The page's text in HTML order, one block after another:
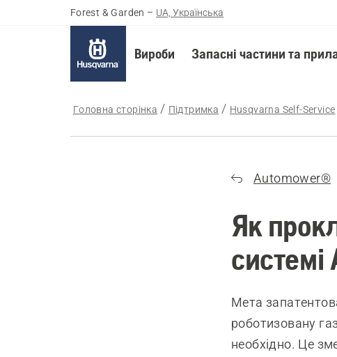
Forest & Garden – UA, Українська
Вироби Запасні частини та
Головна сторінка Підтримка Husqvarna Self-Service
Automower®
Як
Мета
роботизовану
необхідно. Це